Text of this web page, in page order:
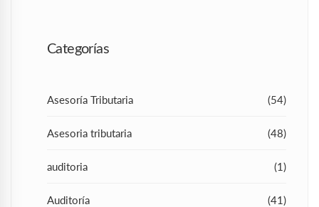
Categorías
Asesoría Tributaria (54)
Asesoria tributaria (48)
auditoria (1)
Auditoría (41)